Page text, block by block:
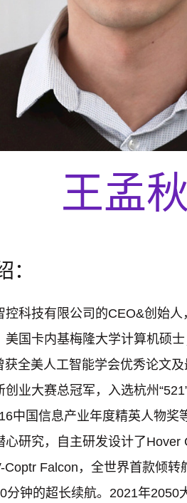
王孟秋
：
控科技有限公司的CEO&创始
国卡内基梅隆大学计算机硕士
全美人工智能学会优秀论文
业大赛总冠军，入选杭州
中国信息产业年度精英人物奖
研究，自主研发设计了Hover
Coptr Falcon，全世界首款倾
分钟的超长续航。2021年2050